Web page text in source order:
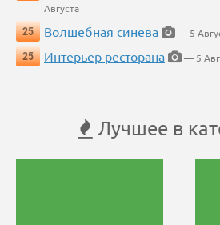
Августа
25
Волшебная синева
— 5
25
Интерьер ресторана — 5
Лучшее в